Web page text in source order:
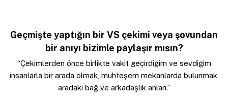
Geçmişte yaptığın bir VS çekimi veya şovundan
bir anıyı bizimle paylaşır mısın?
“Çekimlerden önce birlikte vakit geçirdiğim ve sevdiğim
insanlarla bir arada olmak, muhteşem mekanlarda bulunmak,
aradaki bağ ve arkadaşlık anları.”